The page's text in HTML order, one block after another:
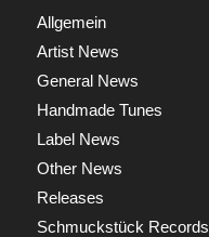
Allgemein
Artist News
General News
Handmade Tunes
Label News
Other News
Releases
Schmuckstück Records